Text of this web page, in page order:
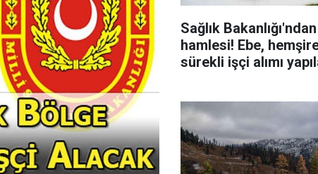
Sağlık
hamlesi! Ebe,
sürekli işçi alımı